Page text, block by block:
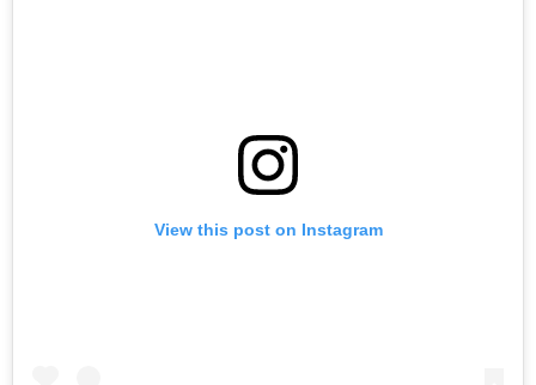
View this post on Instagram